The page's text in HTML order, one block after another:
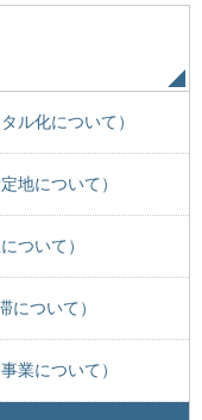
ル化について）
地について）
ついて）
について）
業について）